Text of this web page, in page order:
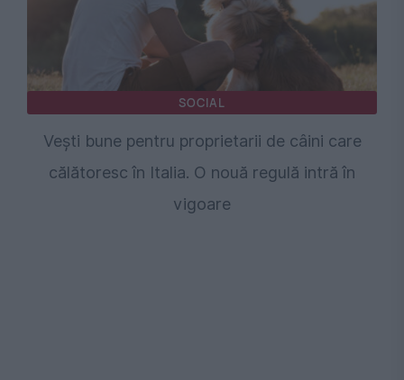
SOCIAL
Vești bune pentru proprietarii de câini care
călătoresc în Italia. O nouă regulă intră în
vigoare